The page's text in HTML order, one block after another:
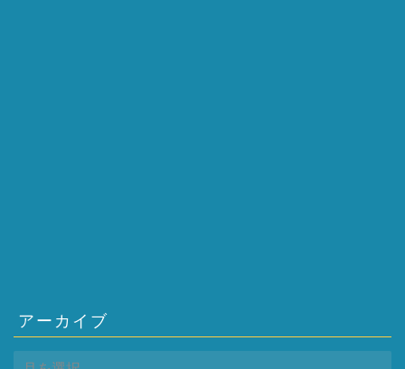
アーカイブ
ア